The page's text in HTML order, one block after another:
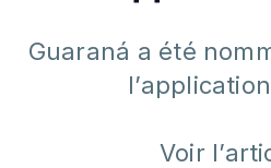
Guaraná a été
Voir